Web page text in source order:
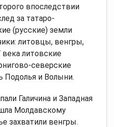
впоследствии
за татаро-
(русские) земли
литовцы, венгры,
века литовские
северские
Подолья и Волыни.
Галичина и Западная
Молдавскому
захватили венгры.